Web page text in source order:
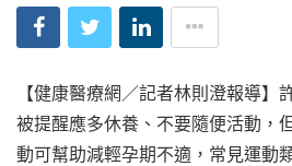
【健康醫療網／記者林則澄報導】
被提醒應多休養、不要隨便活動，
動可幫助減輕孕期不適，常見運動